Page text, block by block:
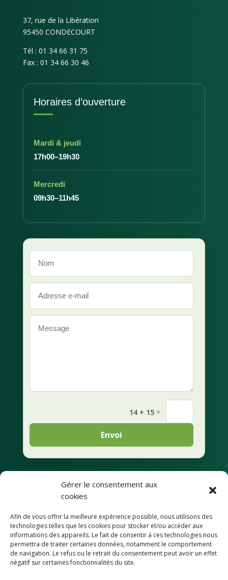
Gérer le consentement aux
cookies
Afin de vous offrir la meilleure expérience possible, nous utilisons des
technologies telles que les cookies pour stocker et/ou accéder aux
informations des appareils. Le fait de consentir à ces technologies nous
permettra de traiter certaines données, notamment le comportement
de navigation. Le refus ou le retrait du consentement peut avoir un effet
négatif sur certaines fonctionnalités du site.
37, rue de la Libération
95450 CONDECOURT
Tél : 01 34 66 31 75
Fax : 01 34 66 30 46
Horaires d’ouverture
Mardi & jeudi
17h00–19h30
Mercredi
09h30–11h45
14 + 15 =
Envoi
Mentions légales
Déclaration de
confidentialité
Accessibilité